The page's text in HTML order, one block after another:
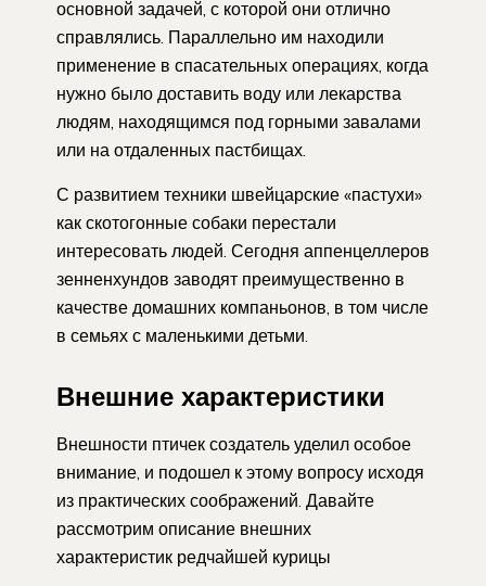
основной задачей, с которой они отлично
справлялись. Параллельно им находили
применение в спасательных операциях, когда
нужно было доставить воду или лекарства
людям, находящимся под горными завалами
или на отдаленных пастбищах.
С развитием техники швейцарские «пастухи»
как скотогонные собаки перестали
интересовать людей. Сегодня аппенцеллеров
зенненхундов заводят преимущественно в
качестве домашних компаньонов, в том числе
в семьях с маленькими детьми.
Внешние характеристики
Внешности птичек создатель уделил особое
внимание, и подошел к этому вопросу исходя
из практических соображений. Давайте
рассмотрим описание внешних
характеристик редчайшей курицы